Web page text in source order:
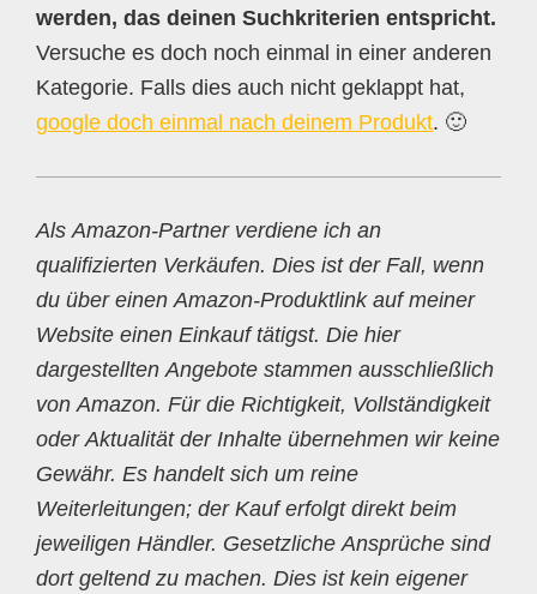
werden, das deinen Suchkriterien entspricht.
Versuche es doch noch einmal in einer anderen
Kategorie. Falls dies auch nicht geklappt hat,
google doch einmal nach deinem Produkt. 🙂
Als Amazon-Partner verdiene ich an
qualifizierten Verkäufen. Dies ist der Fall, wenn
du über einen Amazon-Produktlink auf meiner
Website einen Einkauf tätigst. Die hier
dargestellten Angebote stammen ausschließlich
von Amazon. Für die Richtigkeit, Vollständigkeit
oder Aktualität der Inhalte übernehmen wir keine
Gewähr. Es handelt sich um reine
Weiterleitungen; der Kauf erfolgt direkt beim
jeweiligen Händler. Gesetzliche Ansprüche sind
dort geltend zu machen. Dies ist kein eigener